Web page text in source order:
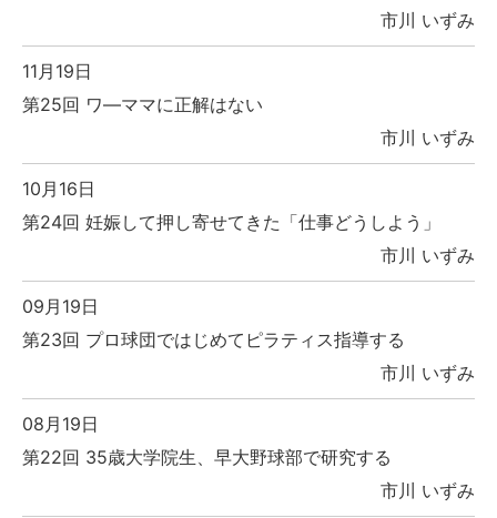
市川 いずみ
11月19日
第25回 ワ―ママに正解はない
市川 いずみ
10月16日
第24回 妊娠して押し寄せてきた「仕事どうしよう」
市川 いずみ
09月19日
第23回 プロ球団ではじめてピラティス指導する
市川 いずみ
08月19日
第22回 35歳大学院生、早大野球部で研究する
市川 いずみ